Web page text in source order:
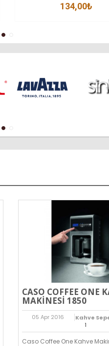
134,00₺
CASO COFFEE ONE
MAKINESI 1850
05 Apr 2016 Kahve
1
Caso Coffee One Kahve